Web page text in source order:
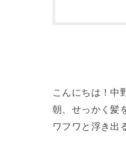
こんにちは！中
朝、せっかく髪
ワフワと浮き出